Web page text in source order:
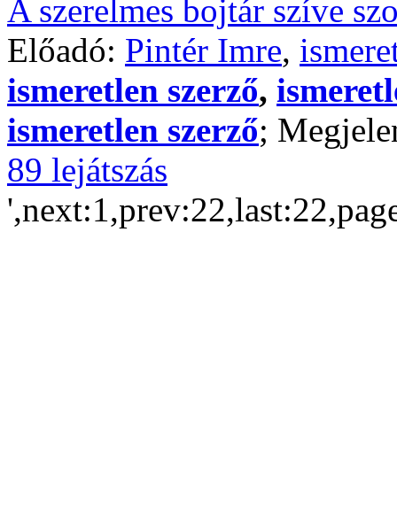
A szerelmes bojtár szíve
Előadó: Pintér Imre,
ismeretlen szerző,
ismeretlen szerző;
89 lejátszás